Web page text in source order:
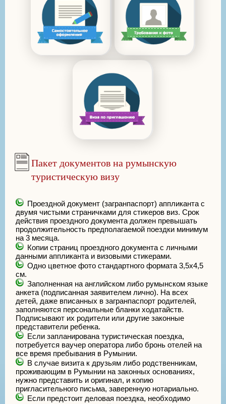
Пакет документов на румынскую
туристическую визу
Проездной документ (загранпаспорт) аппликанта с
двумя чистыми страничками для стикеров виз. Срок
действия проездного документа должен превышать
продолжительность предполагаемой поездки минимум
на 3 месяца.
Копии страниц проездного документа с личными
данными аппликанта и визовыми стикерами.
Одно цветное фото стандартного формата 3,5х4,5
см.
Заполненная на английском либо румынском языке
анкета (подписанная заявителем лично). На всех
детей, даже вписанных в загранпаспорт родителей,
заполняются персональные бланки ходатайств.
Подписывают их родители или другие законные
представители ребенка.
Если запланирована туристическая поездка,
потребуется ваучер оператора либо бронь отелей на
все время пребывания в Румынии.
В случае визита к друзьям либо родственникам,
проживающим в Румынии на законных основаниях,
нужно представить и оригинал, и копию
пригласительного письма, заверенную нотариально.
Если предстоит деловая поездка, необходимо